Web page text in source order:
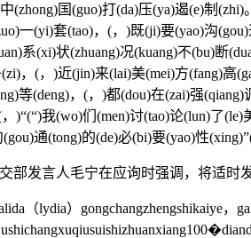
国(guo)打(da)压(ya)遏(e)制
一(yi)套(tao)，(，)既(ji)要(yao)沟
系(xi)状(zhuang)况(kuang)不(bu)断
，(，)近(jin)来(lai)美(mei)方(fang)高
等(deng)，(，)都(dou)在(zai)强
我(wo)们(men)讨(tao)论(lun)了
通(tong)的(de)必(bi)要(yao)性
言人毛宁在应询时强调，将适时发
lydia）gongchangzhengshikaiye，